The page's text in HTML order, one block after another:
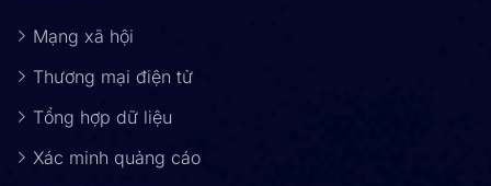
Mạng xã hội
Thương mại điện tử
Tổng hợp dữ liệu
Xác minh quảng cáo